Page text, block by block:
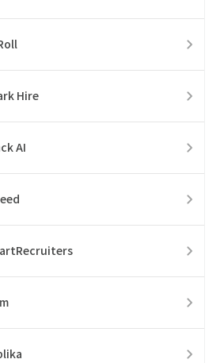
Hire
AI